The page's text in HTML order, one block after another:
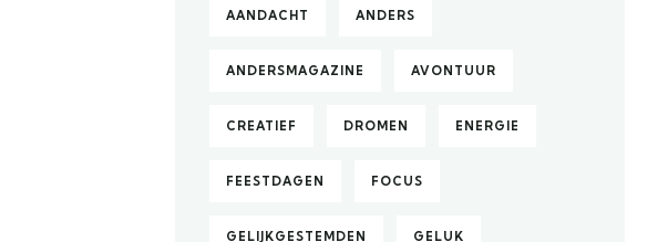
AANDACHT ANDERS
ANDERSMAGAZINE AVONTUUR
CREATIEF DROMEN ENERGIE
FEESTDAGEN FOCUS
GELIJKGESTEMDEN GELUK